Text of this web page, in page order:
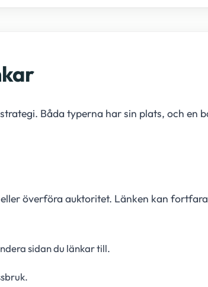
Båda typerna har sin plats, och en
överföra auktoritet. Länken kan
sidan du länkar till.